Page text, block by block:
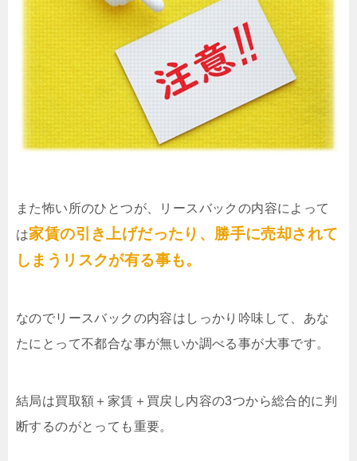
また怖い所のひとつが、リースバックの内容によって
は家賃の引き上げだったり、勝手に売却されて
しまうリスクが有る事も。
なのでリースバックの内容はしっかり吟味して、あな
たにとって不都合な事が無いか調べる事が大事です。
結局は買取額＋家賃＋買戻し内容の3つから総合的に判
断するのがとっても重要。